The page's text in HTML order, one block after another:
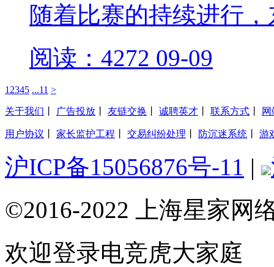
随着比赛的持续进行
阅读：4272 09-09
1 2345 ...11 >
关于我们 广告投放 友链交换 诚聘英才 联系方式
用户协议 家长监护工程 交易纠纷处理 防沉迷系统 游
沪ICP备15056876号-11 |
©2016-2022 上海星家网
欢迎登录电竞虎大家庭